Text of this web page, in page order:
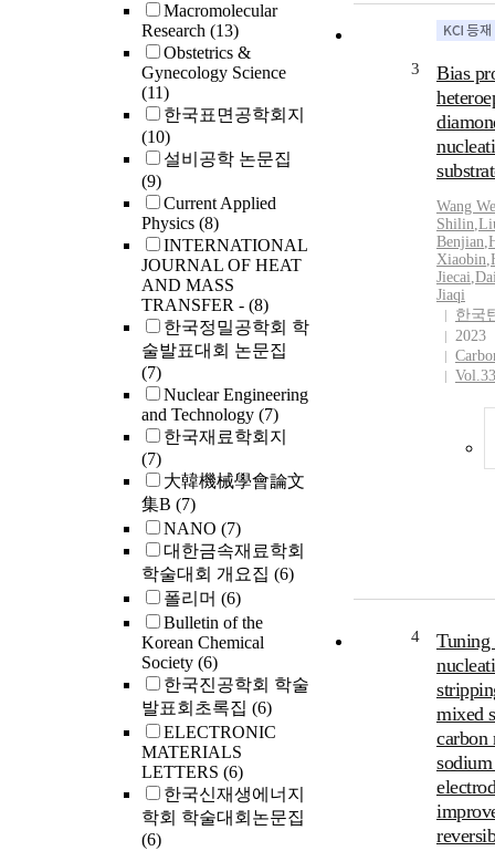
Macromolecular
Research (13)
Obstetrics &
Gynecology Science
(11)
한국표면공학회지
(10)
설비공학 논문집
(9)
Current Applied
Physics (8)
INTERNATIONAL
JOURNAL OF HEAT
AND MASS
TRANSFER - (8)
한국정밀공학회 학
술발표대회 논문집
(7)
Nuclear Engineering
and Technology (7)
한국재료학회지
(7)
大韓機械學會論文
集B (7)
NANO (7)
대한금속재료학회
학술대회 개요집 (6)
폴리머 (6)
Bulletin of the
Korean Chemical
Society (6)
한국진공학회 학술
발표회초록집 (6)
ELECTRONIC
MATERIALS
LETTERS (6)
한국신재생에너지
학회 학술대회논문집
(6)
3
Bias
Wang
Shilin,
Benjian,
Xiaobin,
Jiecai,
Jiaqi
한국
2023
4
Tuning
mixed
carbon